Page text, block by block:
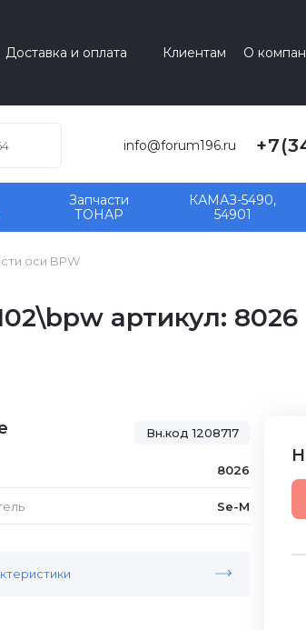
Доставка и оплата Клиентам О
info@forum196.ru
Запчасти
ТОНАР
КАМАЗ-5490,
54901
оси BPW
артикул: 8026
Вн.код 1208717
8026
Se-M